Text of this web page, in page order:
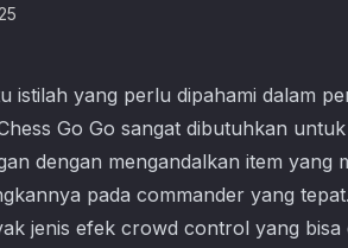
istilah yang perlu dipahami dalam
Go Go sangat dibutuhkan
dengan mengandalkan item
pada commander yang tepat.
jenis efek crowd control yang